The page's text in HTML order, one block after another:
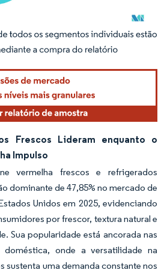
O reuso requer atribuição conforme CC BY 4.0.
Frescos Lideram enquanto o
Impulso
vermelha frescos e refrigerados
dominante de 47,85% no mercado de
Unidos em 2025, evidenciando
por frescor, textura natural e
Sua popularidade está ancorada nas
onde a versatilidade na
sustenta uma demanda constante nos